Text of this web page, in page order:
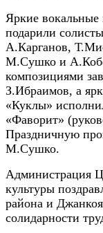
Яркие
подарили
А.Карганов,
М.Сушко и
композициями
З.Ибраимов, а
«Куклы»
«Фаворит»
Праздничную
М.Сушко.
Администрация
культуры
района и
солидарности